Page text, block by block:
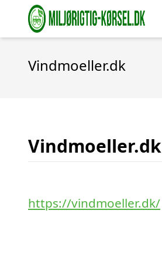
Vindmoeller.dk
Vindmoeller.dk
https://vindmoeller.dk/